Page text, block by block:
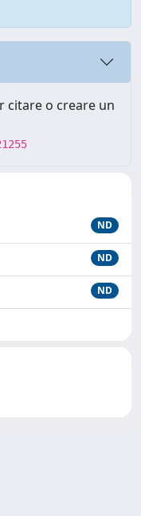
citare o creare un
ND
ND
ND